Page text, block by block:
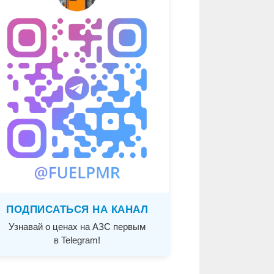
ПОДПИСАТЬСЯ НА КАНАЛ
Узнавай о ценах на АЗС первым
в Telegram!